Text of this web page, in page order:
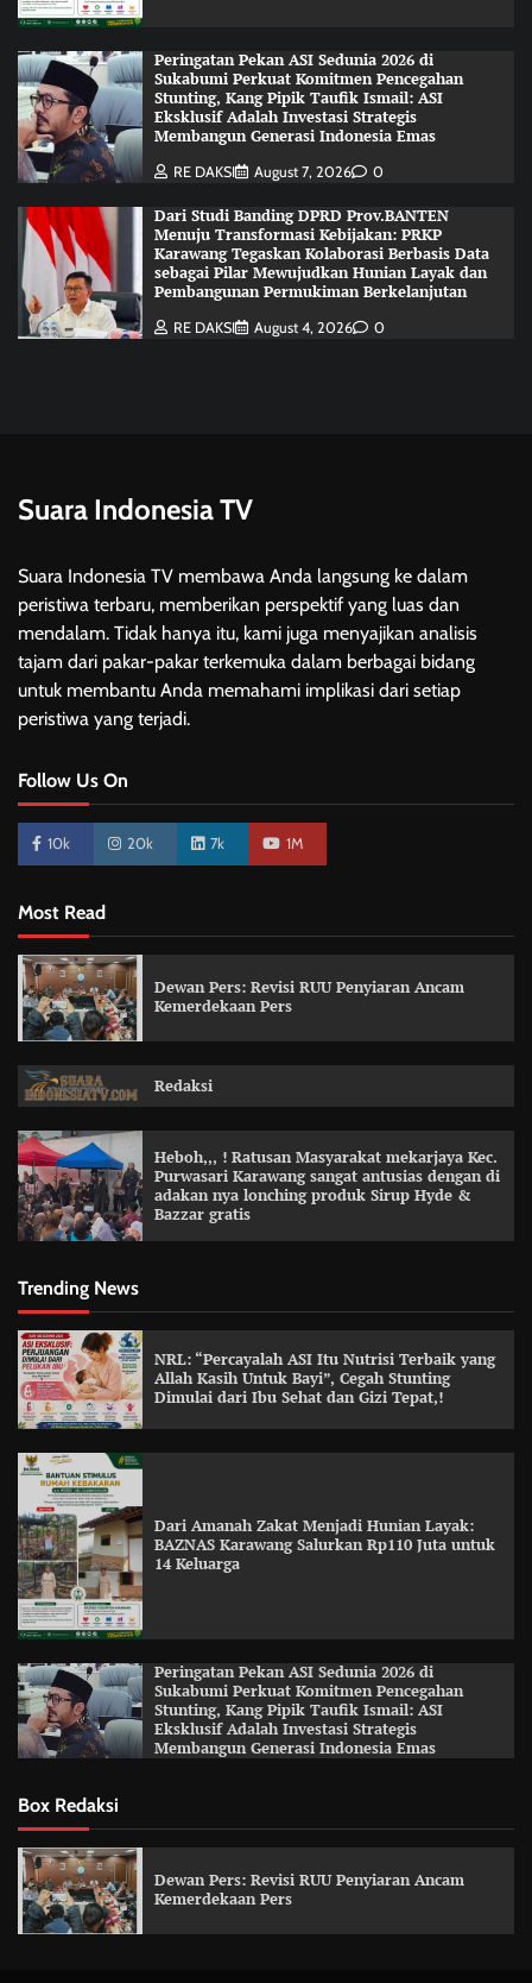
Peringatan Pekan ASI Sedunia 2026 di
Sukabumi Perkuat Komitmen Pencegahan
Stunting, Kang Pipik Taufik Ismail: ASI
Eksklusif Adalah Investasi Strategis
Membangun Generasi Indonesia Emas
RE DAKSI August 7, 2026 0
Dari Studi Banding DPRD Prov.BANTEN
Menuju Transformasi Kebijakan: PRKP
Karawang Tegaskan Kolaborasi Berbasis Data
sebagai Pilar Mewujudkan Hunian Layak dan
Pembangunan Permukiman Berkelanjutan
RE DAKSI August 4, 2026 0
Suara Indonesia TV
Suara Indonesia TV membawa Anda langsung ke dalam
peristiwa terbaru, memberikan perspektif yang luas dan
mendalam. Tidak hanya itu, kami juga menyajikan analisis
tajam dari pakar-pakar terkemuka dalam berbagai bidang
untuk membantu Anda memahami implikasi dari setiap
peristiwa yang terjadi.
Follow Us On
10k 20k 7k 1M
Most Read
Dewan Pers: Revisi RUU Penyiaran Ancam
Kemerdekaan Pers
Redaksi
Heboh,,, ! Ratusan Masyarakat mekarjaya Kec.
Purwasari Karawang sangat antusias dengan di
adakan nya lonching produk Sirup Hyde &
Bazzar gratis
Trending News
NRL: “Percayalah ASI Itu Nutrisi Terbaik yang
Allah Kasih Untuk Bayi”, Cegah Stunting
Dimulai dari Ibu Sehat dan Gizi Tepat,!
Dari Amanah Zakat Menjadi Hunian Layak:
BAZNAS Karawang Salurkan Rp110 Juta untuk
14 Keluarga
Peringatan Pekan ASI Sedunia 2026 di
Sukabumi Perkuat Komitmen Pencegahan
Stunting, Kang Pipik Taufik Ismail: ASI
Eksklusif Adalah Investasi Strategis
Membangun Generasi Indonesia Emas
Box Redaksi
Dewan Pers: Revisi RUU Penyiaran Ancam
Kemerdekaan Pers